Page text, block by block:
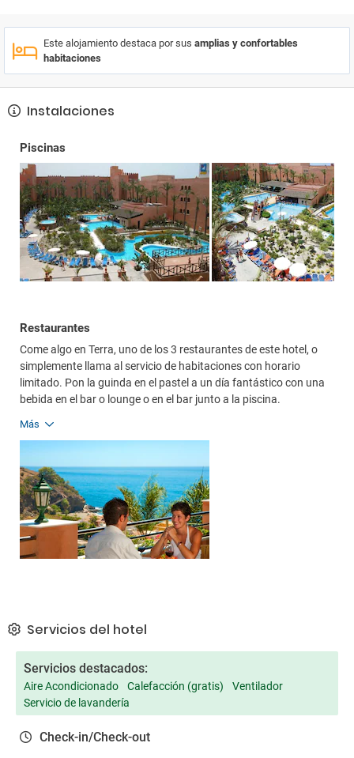
Este alojamiento destaca por sus amplias y confortables
habitaciones
Instalaciones
Piscinas
Restaurantes
Come algo en Terra, uno de los 3 restaurantes de este hotel, o
simplemente llama al servicio de habitaciones con horario
limitado. Pon la guinda en el pastel a un día fantástico con una
bebida en el bar o lounge o en el bar junto a la piscina.
Más
Servicios del hotel
Servicios destacados:
Aire Acondicionado Calefacción (gratis)
Ventilador
Servicio de lavandería
Check-in/Check-out